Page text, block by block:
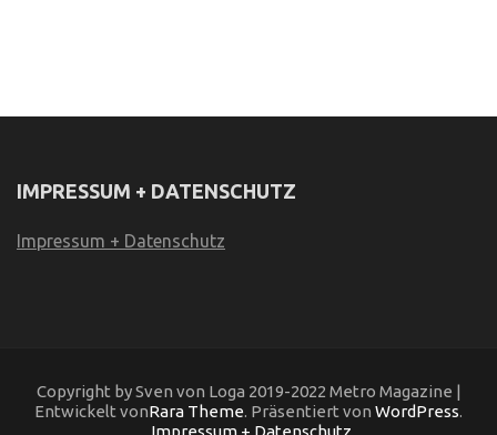
IMPRESSUM + DATENSCHUTZ
Impressum + Datenschutz
Copyright by Sven von Loga 2019-2022 Metro Magazine |
Entwickelt vonRara Theme. Präsentiert von WordPress.
Impressum + Datenschutz